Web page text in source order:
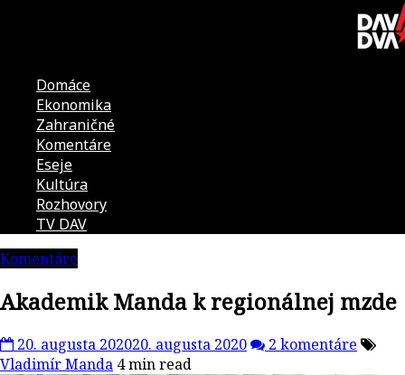
DAV
DVA
kultúrno-
politická
revue
Domáce
Ekonomika
Zahraničné
Komentáre
Eseje
Kultúra
Rozhovory
TV DAV
Komentáre
Akademik Manda k regionálnej mzde
20. augusta 202020. augusta 2020
2 komentáre
Vladimír Manda 4 min read